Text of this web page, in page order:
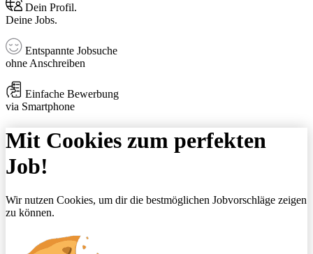
Dein Profil.
Deine Jobs.
Entspannte Jobsuche
ohne Anschreiben
Einfache Bewerbung
via Smartphone
Mit Cookies zum perfekten
Job!
Wir nutzen Cookies, um dir die bestmöglichen Jobvorschläge zeigen
zu können.